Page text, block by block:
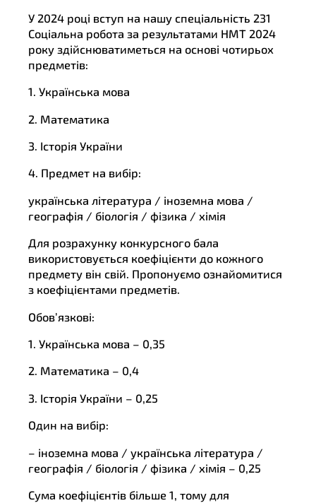
У 2024 році вступ на нашу спеціальність 231
Соціальна робота за результатами НМТ 2024
року здійснюватиметься на основі чотирьох
предметів:
1. Українська мова
2. Математика
3. Історія України
4. Предмет на вибір:
українська література / іноземна мова /
географія / біологія / фізика / хімія
Для розрахунку конкурсного бала
використовується коефіцієнти до кожного
предмету він свій. Пропонуємо ознайомитися
з коефіцієнтами предметів.
Обов’язкові:
1. Українська мова – 0,35
2. Математика – 0,4
3. Історія України – 0,25
Один на вибір:
– іноземна мова / українська література /
географія / біологія / фізика / хімія – 0,25
Сума коефіцієнтів більше 1, тому для